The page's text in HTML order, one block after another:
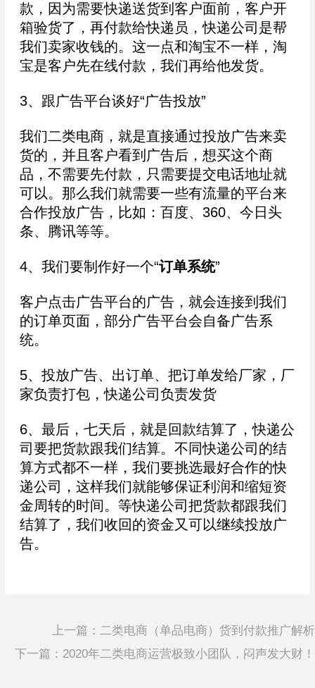
款，因为需要快递送货到客户面前，客户开
箱验货了，再付款给快递员，快递公司是帮
我们卖家收钱的。这一点和淘宝不一样，淘
宝是客户先在线付款，我们再给他发货。
3、跟广告平台谈好“广告投放”
我们二类电商，就是直接通过投放广告来卖
货的，并且客户看到广告后，想买这个商
品，不需要先付款，只需要提交电话地址就
可以。那么我们就需要一些有流量的平台来
合作投放广告，比如：百度、360、今日头
条、腾讯等等。
4、我们要制作好一个“订单系统”
客户点击广告平台的广告，就会连接到我们
的订单页面，部分广告平台会自备广告系
统。
5、投放广告、出订单、把订单发给厂家，厂
家负责打包，快递公司负责发货
6、最后，七天后，就是回款结算了，快递公
司要把货款跟我们结算。不同快递公司的结
算方式都不一样，我们要挑选最好合作的快
递公司，这样我们就能够保证利润和缩短资
金周转的时间。等快递公司把货款都跟我们
结算了，我们收回的资金又可以继续投放广
告。
上一篇： 二类电商（单品电商）货到付款推广解析
下一篇： 2020年二类电商运营极致小团队，闷声发大财！